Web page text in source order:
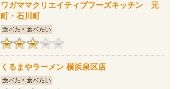
ワガママクリエイティブフーズキッチン 元
町・石川町
くるまやラーメン 横浜泉区店